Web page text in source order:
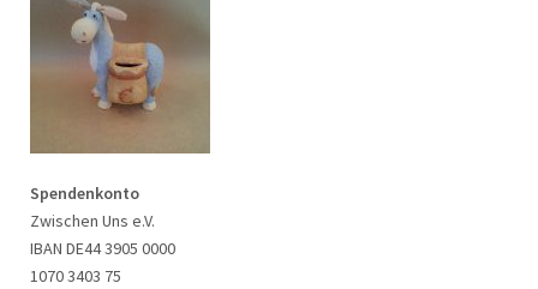
Spendenkonto
Zwischen Uns e.V.
IBAN DE44 3905 0000
1070 3403 75